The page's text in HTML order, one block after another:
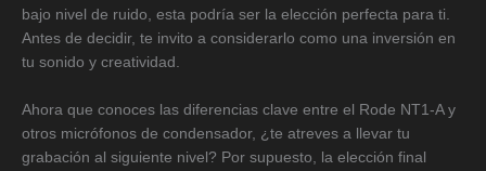
bajo nivel de ruido, esta podría ser la elección perfecta para ti.
Antes de decidir, te invito a considerarlo como una inversión en
tu sonido y creatividad.
Ahora que conoces las diferencias clave entre el Rode NT1-A y
otros micrófonos de condensador, ¿te atreves a llevar tu
grabación al siguiente nivel? Por supuesto, la elección final